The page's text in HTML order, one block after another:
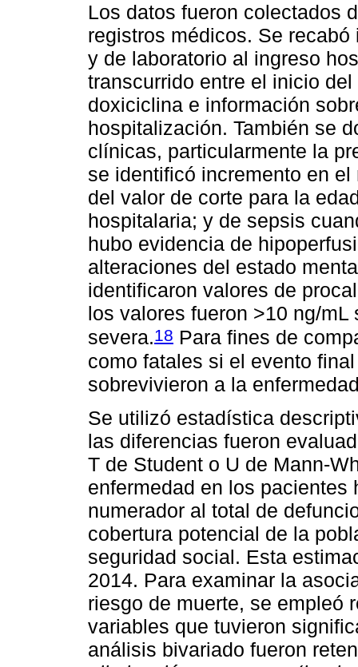
Los datos fueron colectados
registros médicos. Se
y de laboratorio al ingreso
transcurrido entre el inicio
doxiciclina e información
hospitalización. También se
clínicas, particularmente la
se identificó incremento en
del valor de corte para la
hospitalaria; y de sepsis
hubo evidencia de
alteraciones del estado
identificaron valores de
los valores fueron >10 ng/
severa.18 Para fines de
como fatales si el evento
sobrevivieron a la
Se utilizó estadística
las diferencias fueron
T de Student o U de Mann-
enfermedad en los
numerador al total de
cobertura potencial de la
seguridad social. Esta
2014. Para examinar la
riesgo de muerte, se empleó
variables que tuvieron
análisis bivariado fueron